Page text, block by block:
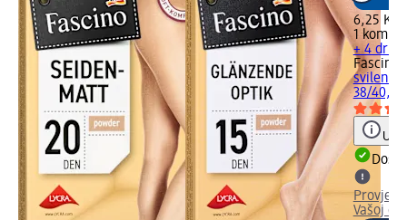
6,25 KM
1 kom.
+ 4
Fascino
38/40, 1
Vašoj